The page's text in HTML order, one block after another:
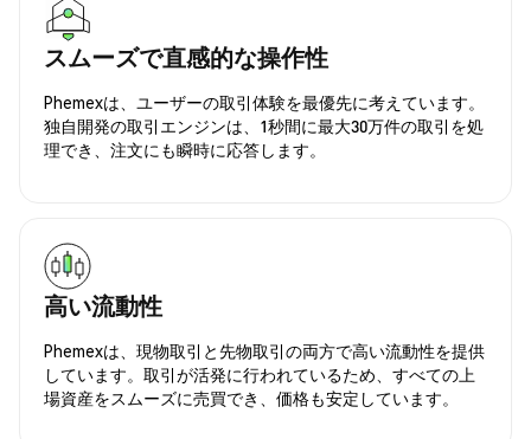
スムーズで直感的な操作性
Phemexは、ユーザーの取引体験を最優先に考えています。
独自開発の取引エンジンは、1秒間に最大30万件の取引を処
理でき、注文にも瞬時に応答します。
高い流動性
Phemexは、現物取引と先物取引の両方で高い流動性を提供
しています。取引が活発に行われているため、すべての上
場資産をスムーズに売買でき、価格も安定しています。